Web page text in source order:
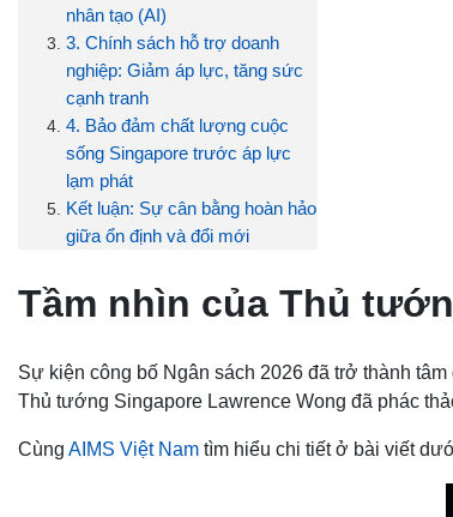
nhân tạo (AI)
3. Chính sách hỗ trợ doanh
nghiệp: Giảm áp lực, tăng sức
cạnh tranh
4. Bảo đảm chất lượng cuộc
sống Singapore trước áp lực
lạm phát
Kết luận: Sự cân bằng hoàn hảo
giữa ổn định và đổi mới
Tầm nhìn của Thủ
Sự kiện công bố Ngân sách 2026 đã trở thành
Thủ tướng Singapore Lawrence Wong đã phác
Cùng AIMS Việt Nam tìm hiểu chi tiết ở bài viết